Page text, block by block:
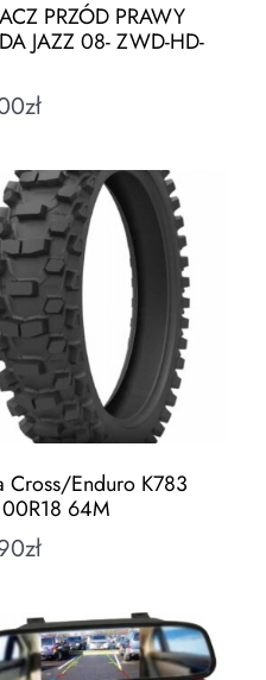
PRZÓD PRAWY
JAZZ 08- ZWD-HD-
zł
Cross/Enduro K783
64M
zł